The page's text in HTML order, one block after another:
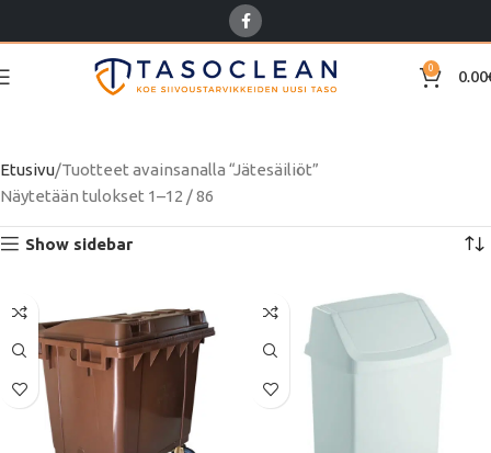
0 0.00
Etusivu Tuotteet avainsanalla “Jätesäiliöt”
Näytetään tulokset 1–12 / 86
Show sidebar